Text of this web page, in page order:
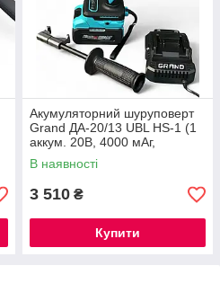
Акумуляторний шуруповерт
Grand ДА-20/13 UBL HS-1 (1
аккум. 20В, 4000 мАг,
Безщітковий, ЧЕХІЯ) ®
В наявності
3 510 ₴
Купити